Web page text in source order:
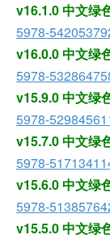
v16.1.0 中文绿
5978-
v16.0.0 中文绿
5978-
v15.9.0 中文绿
5978-
v15.7.0 中文绿
5978-
v15.6.0 中文绿
5978-
v15.5.0 中文绿